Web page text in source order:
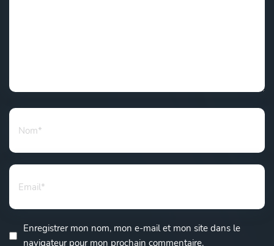
Enregistrer mon nom, mon e-mail et mon site dans le
navigateur pour mon prochain commentaire.